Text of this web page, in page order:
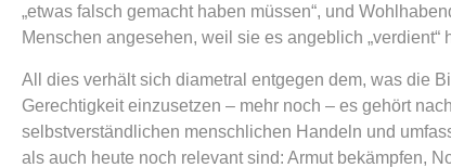
„etwas falsch gemacht haben müssen“, und
Menschen angesehen, weil sie es angeblich „verdient“
All dies verhält sich diametral entgegen dem, was die
Gerechtigkeit einzusetzen – mehr noch – es gehört
selbstverständlichen menschlichen Handeln und
als auch heute noch relevant sind: Armut bekämpfen,